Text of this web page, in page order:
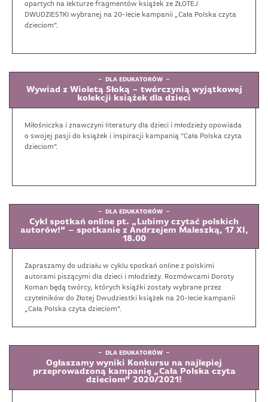
opartych na lekturze fragmentów książek ze ZŁOTEJ
DWUDZIESTKI wybranej na 20-lecie kampanii „Cała Polska czyta
dzieciom".
DLA EDUKATORÓW
Wywiad z Wioletą Słoką – twórczynią wyjątkowej
kolekcji książek dla dzieci
Miłośniczka i znawczyni literatury dla dzieci i młodzieży opowiada
o swojej pasji do książek i inspiracji kampanią "Cała Polska czyta
dzieciom".
DLA EDUKATORÓW
Cykl spotkań online pt. „Lubimy czytać polskich
autorów!” – spotkanie z Andrzejem Maleszką, 17 XI,
18.00
Zapraszamy do udziału w cyklu spotkań online z polskimi
autorami piszącymi dla dzieci i młodzieży. Rozmówcami Doroty
Koman będą twórcy, których książki zostały wybrane przez
czytelników do Złotej Dwudziestki książek na 20-lecie kampanii
„Cała Polska czyta dzieciom”.
DLA EDUKATORÓW
Ogłaszamy wyniki Konkursu na najlepiej
przeprowadzoną kampanię „Cała Polska czyta
dzieciom” 2020/2021!